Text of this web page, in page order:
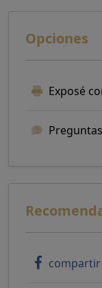
Opciones
Exposé
compartir